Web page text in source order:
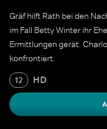
Gräf hilft Rath bei den
im Fall Betty Winter ihr
Ermittlungen gerät.
konfrontiert.
12 HD